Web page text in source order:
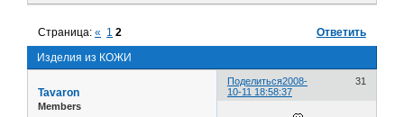
Изделия из КОЖИ
Страница:« 1 2 Ответить
Поделиться 31
2008-
10-11 18:58:37
Tavaron
Members